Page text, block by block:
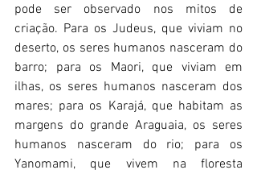
pode ser observado nos mitos de
criação. Para os Judeus, que viviam no
deserto, os seres humanos nasceram do
barro; para os Maori, que viviam em
ilhas, os seres humanos nasceram dos
mares; para os Karajá, que habitam as
margens do grande Araguaia, os seres
humanos nasceram do rio; para os
Yanomami, que vivem na floresta